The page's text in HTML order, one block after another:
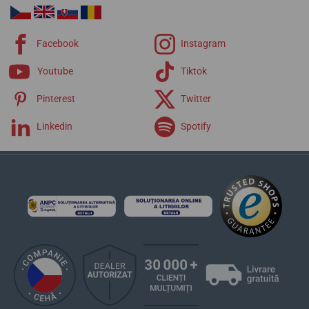
Chronograph
Chrono Bike
Chrono Sport
Extra
Facebook Instagram
Youtube Tiktok
Pinterest Twitter
Linkedin Spotify